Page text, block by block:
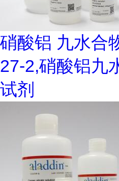
硝酸铝 九水合
27-2,硝酸铝九
试剂